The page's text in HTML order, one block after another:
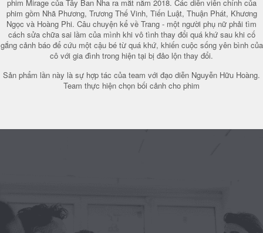
phim Mirage của Tây Ban Nha ra mắt năm 2018. Các diễn viên chính của
phim gồm Nhã Phương, Trương Thế Vinh, Tiến Luật, Thuận Phát, Khương
Ngọc và Hoàng Phi. Câu chuyện kể về Trang - một người phụ nữ phải tìm
cách sửa chữa sai lầm của mình khi vô tình thay đổi quá khứ sau khi cố
gắng cảnh báo để cứu một cậu bé từ quá khứ, khiến cuộc sống yên bình của
cô với gia đình trong hiện tại bị đảo lộn thay đổi.
Sản phẩm lần này là sự hợp tác của team với đạo diễn Nguyễn Hữu Hoàng.
Team thực hiện chọn bối cảnh cho phim